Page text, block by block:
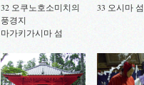
32 오쿠노호소미치의
풍경지
마가키가시마 섬
33 오시마 섬